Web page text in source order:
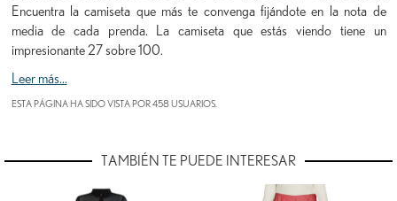
Encuentra la camiseta que más te convenga fijándote en la nota de
media de cada prenda. La camiseta que estás viendo tiene un
impresionante 27 sobre 100.
Leer más...
ESTA PÁGINA HA SIDO VISTA POR 458 USUARIOS.
TAMBIÉN TE PUEDE INTERESAR